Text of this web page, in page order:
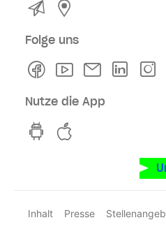
Kontakt
Folge uns
FacebookYoutubeNewsletter
Nutze die App
hvv switch App auf
Inhalt Presse